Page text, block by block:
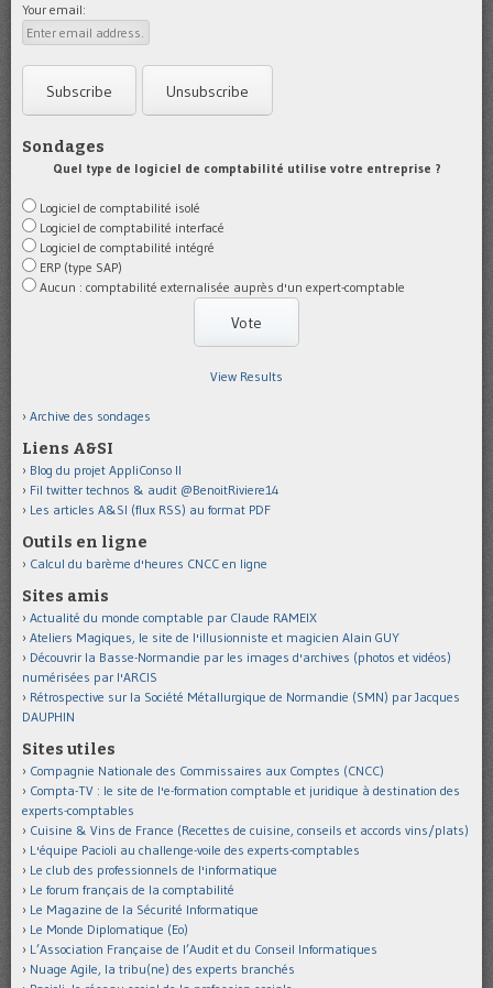
Your email:
Sondages
Quel type de logiciel de comptabilité utilise votre entreprise ?
Logiciel de comptabilité isolé
Logiciel de comptabilité interfacé
Logiciel de comptabilité intégré
ERP (type SAP)
Aucun : comptabilité externalisée auprès d'un expert-comptable
View Results
Archive des sondages
Liens A&SI
Blog du projet AppliConso II
Fil twitter technos & audit @BenoitRiviere14
Les articles A&SI (flux RSS) au format PDF
Outils en ligne
Calcul du barème d'heures CNCC en ligne
Sites amis
Actualité du monde comptable par Claude RAMEIX
Ateliers Magiques, le site de l'illusionniste et magicien Alain GUY
Découvrir la Basse-Normandie par les images d'archives (photos et vidéos)
numérisées par l'ARCIS
Rétrospective sur la Société Métallurgique de Normandie (SMN) par Jacques
DAUPHIN
Sites utiles
Compagnie Nationale des Commissaires aux Comptes (CNCC)
Compta-TV : le site de l'e-formation comptable et juridique à destination des
experts-comptables
Cuisine & Vins de France (Recettes de cuisine, conseils et accords vins/plats)
L'équipe Pacioli au challenge-voile des experts-comptables
Le club des professionnels de l'informatique
Le forum français de la comptabilité
Le Magazine de la Sécurité Informatique
Le Monde Diplomatique (Eo)
L’Association Française de l’Audit et du Conseil Informatiques
Nuage Agile, la tribu(ne) des experts branchés